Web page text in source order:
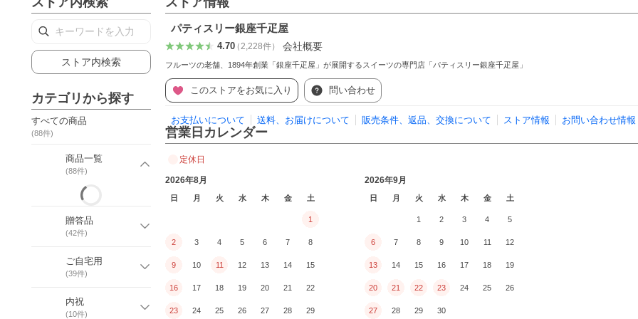
ストア内検索
カテゴリから探す
すべての商品
(88件)
商品一覧
(88件)
贈答品
(42件)
ご自宅用
(39件)
内祝
(10件)
パティスリー銀座千疋屋
4.70（2,228件） 会社概要
フルーツの老舗、1894年創業「銀座千疋屋」が展開するスイーツの専門店「パティスリー銀座千疋屋」
このストアをお気に入り 問い合わせ
お支払いについて 送料、お届けについて 販売条件、返品、交換について ストア情報 お問い合わせ情報
営業日カレンダー
定休日
2026年8月
日 月 火 水 木 金 土
1
2 3 4 5 6 7 8
9 10 11 12 13 14 15
16 17 18 19 20 21 22
23 24 25 26 27 28 29
2026年9月
日 月 火 水 木 金 土
1 2 3 4 5
6 7 8 9 10 11 12
13 14 15 16 17 18 19
20 21 22 23 24 25 26
27 28 29 30